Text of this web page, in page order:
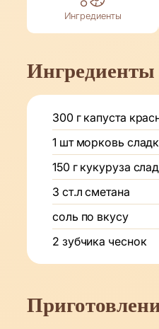
Ингредиенты
Ингредиенты
300 г капуста
1 шт морковь
150 г кукуруза
3 ст.л сметана
соль по вкусу
2 зубчика чеснок